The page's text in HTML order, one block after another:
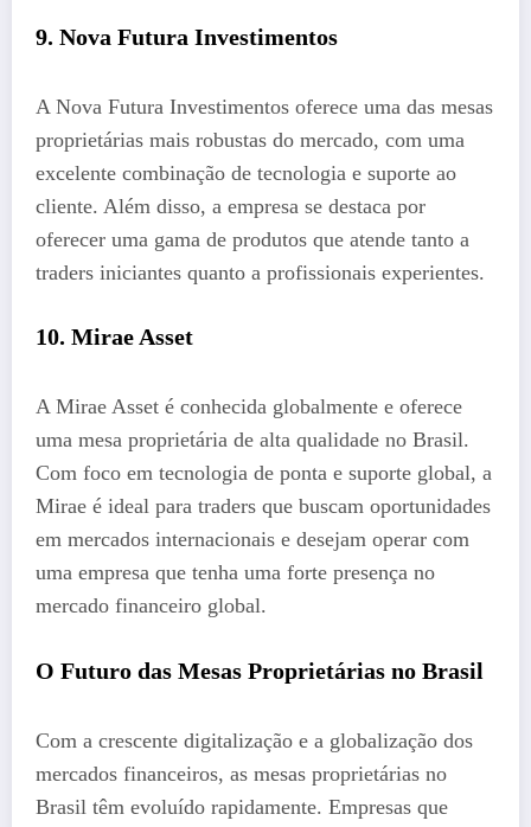
9. Nova Futura Investimentos
A Nova Futura Investimentos oferece uma das mesas
proprietárias mais robustas do mercado, com uma
excelente combinação de tecnologia e suporte ao
cliente. Além disso, a empresa se destaca por
oferecer uma gama de produtos que atende tanto a
traders iniciantes quanto a profissionais experientes.
10. Mirae Asset
A Mirae Asset é conhecida globalmente e oferece
uma mesa proprietária de alta qualidade no Brasil.
Com foco em tecnologia de ponta e suporte global, a
Mirae é ideal para traders que buscam oportunidades
em mercados internacionais e desejam operar com
uma empresa que tenha uma forte presença no
mercado financeiro global.
O Futuro das Mesas Proprietárias no Brasil
Com a crescente digitalização e a globalização dos
mercados financeiros, as mesas proprietárias no
Brasil têm evoluído rapidamente. Empresas que